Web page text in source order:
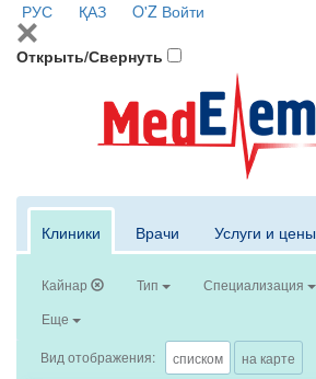
РУС ҚАЗ O'Z Войти
Открыть/Свернуть
Клиники Врачи Услуги и цены
Кайнар Тип Специализация
Еще
Вид отображения: списком на карте